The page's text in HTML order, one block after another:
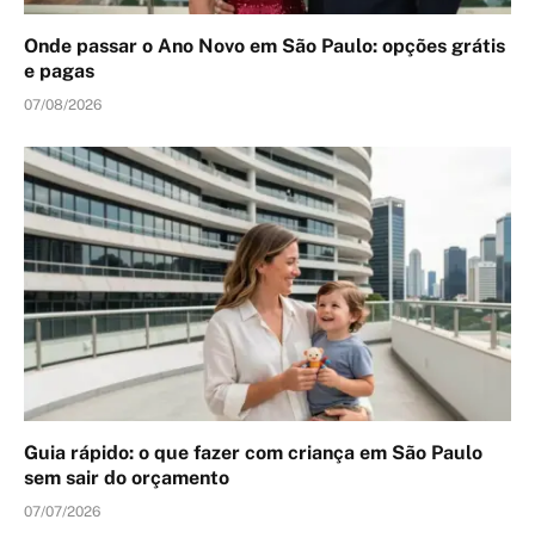
Onde passar o Ano Novo em São Paulo: opções grátis
e pagas
07/08/2026
Guia rápido: o que fazer com criança em São Paulo
sem sair do orçamento
07/07/2026